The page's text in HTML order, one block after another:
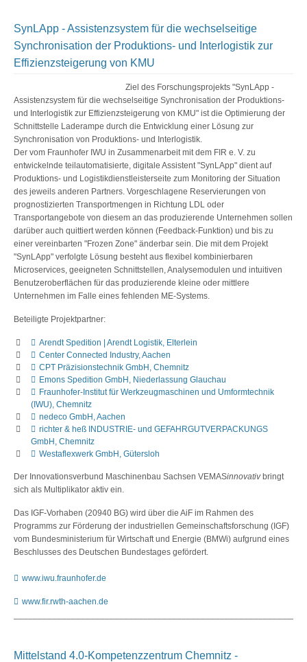
SynLApp - Assistenzsystem für die wechselseitige
Synchronisation der Produktions- und Interlogistik zur
Effizienzsteigerung von KMU
Ziel des Forschungsprojekts "SynLApp -
Assistenzsystem für die wechselseitige Synchronisation der Produktions-
und Interlogistik zur Effizienzsteigerung von KMU" ist die Optimierung der
Schnittstelle Laderampe durch die Entwicklung einer Lösung zur
Synchronisation von Produktions- und Interlogistik.
Der vom Fraunhofer IWU in Zusammenarbeit mit dem FIR e. V. zu
entwickelnde teilautomatisierte, digitale Assistent "SynLApp" dient auf
Produktions- und Logistikdienstleisterseite zum Monitoring der Situation
des jeweils anderen Partners. Vorgeschlagene Reservierungen von
prognostizierten Transportmengen in Richtung LDL oder
Transportangebote von diesem an das produzierende Unternehmen sollen
darüber auch quittiert werden können (Feedback-Funktion) und bis zu
einer vereinbarten "Frozen Zone" änderbar sein. Die mit dem Projekt
"SynLApp" verfolgte Lösung besteht aus flexibel kombinierbaren
Microservices, geeigneten Schnittstellen, Analysemodulen und intuitiven
Benutzeroberflächen für das produzierende kleine oder mittlere
Unternehmen im Falle eines fehlenden ME-Systems.
Beteiligte Projektpartner:
Arendt Spedition | Arendt Logistik, Elterlein
Center Connected Industry, Aachen
CPT Präzisionstechnik GmbH, Chemnitz
Emons Spedition GmbH, Niederlassung Glauchau
Fraunhofer-Institut für Werkzeugmaschinen und Umformtechnik
(IWU), Chemnitz
nedeco GmbH, Aachen
richter & heß INDUSTRIE- und GEFAHRGUTVERPACKUNGS
GmbH, Chemnitz
Westaflexwerk GmbH, Gütersloh
Der Innovationsverbund Maschinenbau Sachsen VEMASinnovativbringt
sich als Multiplikator aktiv ein.
Das IGF-Vorhaben (20940 BG) wird über die AiF im Rahmen des
Programms zur Förderung der industriellen Gemeinschaftsforschung (IGF)
vom Bundesministerium für Wirtschaft und Energie (BMWi) aufgrund eines
Beschlusses des Deutschen Bundestages gefördert.
www.iwu.fraunhofer.de
www.fir.rwth-aachen.de
Mittelstand 4.0-Kompetenzzentrum Chemnitz -